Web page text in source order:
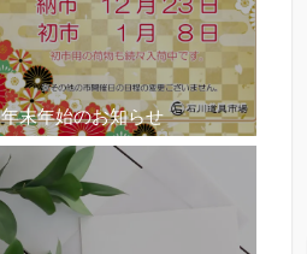
年末年始のお知らせ